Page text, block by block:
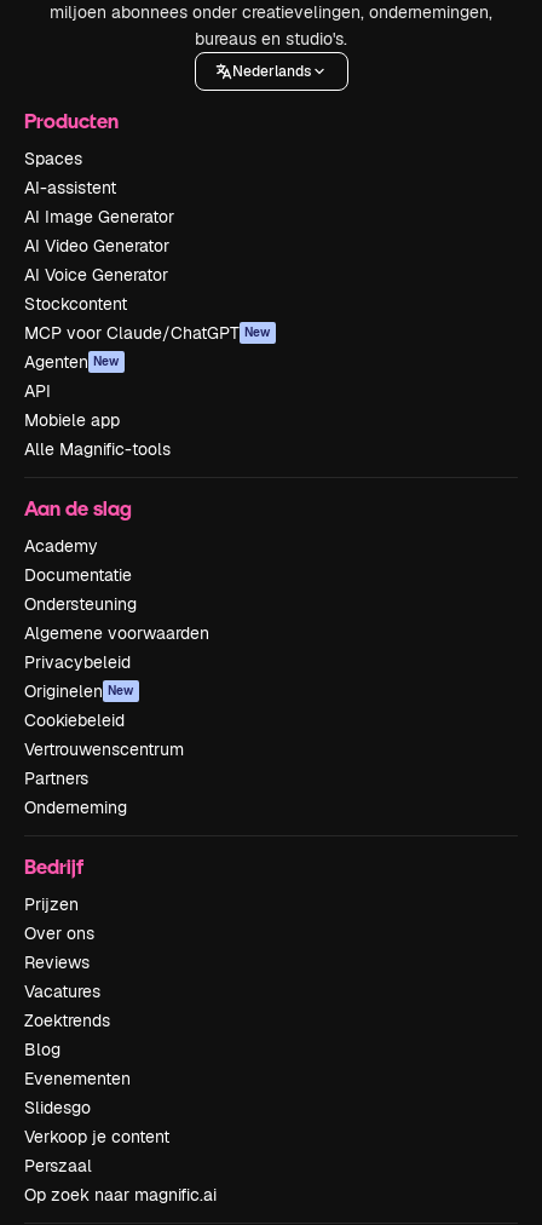
miljoen abonnees onder creatievelingen, ondernemingen,
bureaus en studio's.
Nederlands
Producten
Spaces
AI-assistent
AI Image Generator
AI Video Generator
AI Voice Generator
Stockcontent
MCP voor Claude/ChatGPT New
Agenten New
API
Mobiele app
Alle Magnific-tools
Aan de slag
Academy
Documentatie
Ondersteuning
Algemene voorwaarden
Privacybeleid
Originelen New
Cookiebeleid
Vertrouwenscentrum
Partners
Onderneming
Bedrijf
Prijzen
Over ons
Reviews
Vacatures
Zoektrends
Blog
Evenementen
Slidesgo
Verkoop je content
Perszaal
Op zoek naar magnific.ai